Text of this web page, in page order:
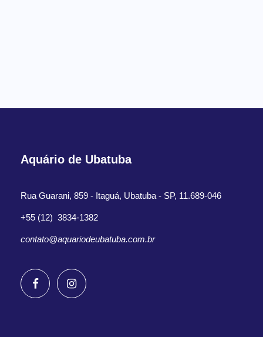
Aquário de Ubatuba
Rua Guarani, 859 - Itaguá, Ubatuba - SP, 11.689-046
+55 (12) 3834-1382
contato@aquariodeubatuba.com.br